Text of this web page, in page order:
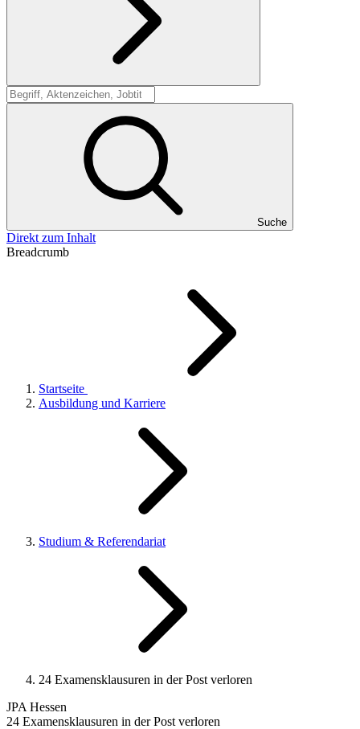
Suche
Suche
Direkt zum Inhalt
Breadcrumb
Startseite
Ausbildung und Karriere
Studium & Referendariat
24 Examensklausuren in der Post verloren
JPA Hessen
24 Examensklausuren in der Post verloren